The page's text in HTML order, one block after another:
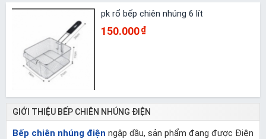
pk rổ bếp chiên nhúng 6 lít
150.000₫
GIỚI THIỆU BẾP CHIÊN NHÚNG ĐIỆN
Bếp chiên nhúng điện ngập dầu, sản phẩm đang được Điện